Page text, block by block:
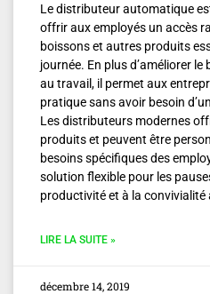
Le distributeur automatique
offrir aux employés un accès
boissons et autres produits
journée. En plus d’améliorer
au travail, il permet aux
pratique sans avoir besoin
Les distributeurs modernes
produits et peuvent être
besoins spécifiques des
solution flexible pour les
productivité et à la convivialité
LIRE LA SUITE »
décembre 14, 2019